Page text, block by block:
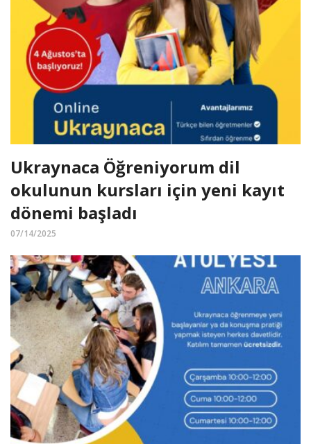
Ukraynaca Öğreniyorum dil
okulunun kursları için yeni kayıt
dönemi başladı
07/14/2025